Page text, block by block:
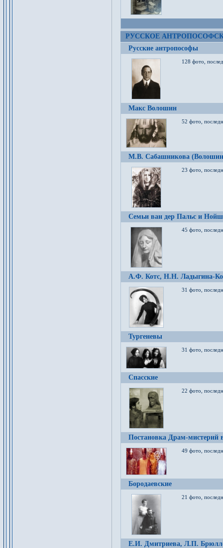
РУССКОЕ
Русские антропософы
128 фото,
Макс Волошин
52 фото,
М.В. Сабашникова
23 фото,
Семьи ван дер Пальс и
45 фото,
А.Ф. Котс, Н.Н. Ладыгина-
31 фото,
Тургеневы
31 фото,
Спасские
22 фото,
Постановка Драм-мистерий
49 фото,
Бородаевские
21 фото,
Е.И. Дмитриева, Л.П.